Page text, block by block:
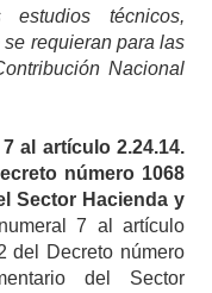
técnicos,
requieran para las
Nacional
al artículo 2.24.14.
número 1068
Sector Hacienda y
7 al artículo
del Decreto número
del Sector